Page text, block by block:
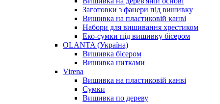
Заготовки з фанери під вишивку
Вишивка на пластиковій канві
Набори для вишивання хрестиком
Еко-сумки під вишивку бісером
OLANTA (Україна)
Вишивка бісером
Вишивка нитками
Virena
Вишивка на пластиковій канві
Сумки
Вишивка по дереву